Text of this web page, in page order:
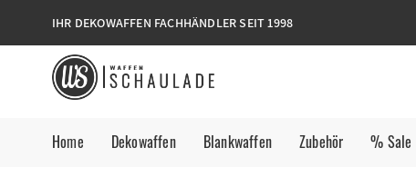
IHR DEKOWAFFEN FACHHÄNDLER SEIT 1998
Home Dekowaffen Blankwaffen Zubehör % Sale